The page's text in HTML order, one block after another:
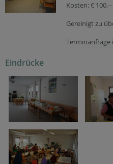
Kosten: €
Gereinigt zu
Terminanfrage
Eindrücke